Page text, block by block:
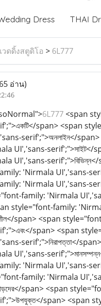
Dress THAI
วดดิ้งสตูดิโอ > 6L777
อ่าน)
6L777<span
span> <span
serif';">অনলাইন</
UI','sans-
UI','sans-
'Nirmala UI','sans-
'Nirmala UI','sans-
family: 'Nirmala
style="font-family:
span> <span
span> <span
serif';">নিরাপত্তা</
UI','sans-
'Nirmala UI','sans-
family: 'Nirmala
span> <span
span> <span